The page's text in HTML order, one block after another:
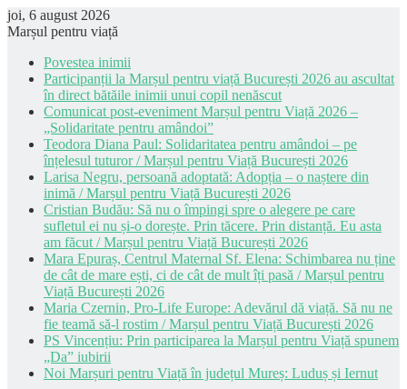
joi, 6 august 2026
Marșul pentru viață
Povestea inimii
Participanții la Marșul pentru viață București 2026 au ascultat
în direct bătăile inimii unui copil nenăscut
Comunicat post-eveniment Marșul pentru Viață 2026 –
„Solidaritate pentru amândoi”
Teodora Diana Paul: Solidaritatea pentru amândoi – pe
înțelesul tuturor / Marșul pentru Viață București 2026
Larisa Negru, persoană adoptată: Adopția – o naștere din
inimă / Marșul pentru Viață București 2026
Cristian Budău: Să nu o împingi spre o alegere pe care
sufletul ei nu și-o dorește. Prin tăcere. Prin distanță. Eu asta
am făcut / Marșul pentru Viață București 2026
Mara Epuraș, Centrul Maternal Sf. Elena: Schimbarea nu ține
de cât de mare ești, ci de cât de mult îți pasă / Marșul pentru
Viață București 2026
Maria Czernin, Pro-Life Europe: Adevărul dă viață. Să nu ne
fie teamă să-l rostim / Marșul pentru Viață București 2026
PS Vincențiu: Prin participarea la Marșul pentru Viață spunem
„Da” iubirii
Noi Marșuri pentru Viață în județul Mureș: Luduș și Iernut